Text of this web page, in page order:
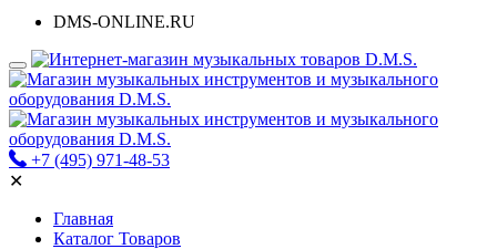
DMS-ONLINE.RU
+7 (495) 971-48-53
✕
Главная
Каталог Товаров